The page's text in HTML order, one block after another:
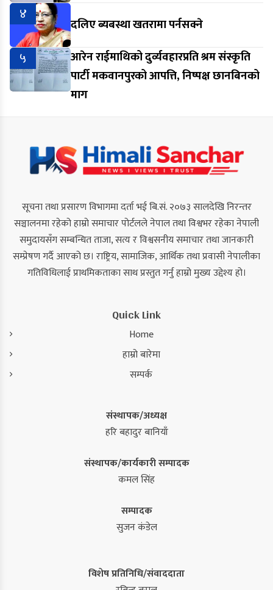
४
दलिए ब्यबस्था खतरामा पर्नसक्ने
५
आरेन राईमाथिको दुर्व्यवहारप्रति श्रम संस्कृति
पार्टी मकवानपुरको आपत्ति, निष्पक्ष छानबिनको
माग
सूचना तथा प्रसारण विभागमा दर्ता भई बि.सं. २०७३ सालदेखि निरन्तर
सञ्चालनमा रहेको हाम्रो समाचार पोर्टलले नेपाल तथा विश्वभर रहेका नेपाली
समुदायसँग सम्बन्धित ताजा, सत्य र विश्वसनीय समाचार तथा जानकारी
सम्प्रेषण गर्दै आएको छ। राष्ट्रिय, सामाजिक, आर्थिक तथा प्रवासी नेपालीका
गतिविधिलाई प्राथमिकताका साथ प्रस्तुत गर्नु हाम्रो मुख्य उद्देश्य हो।
Quick Link
Home
हाम्रो बारेमा
सम्पर्क
संस्थापक/अध्यक्ष
हरि बहादुर बानियाँ
संस्थापक/कार्यकारी सम्पादक
कमल सिंह
सम्पादक
सुजन कंडेल
विशेष प्रतिनिधि/संवाददाता